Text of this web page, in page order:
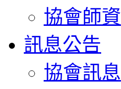
協會師資
訊息公告
協會訊息